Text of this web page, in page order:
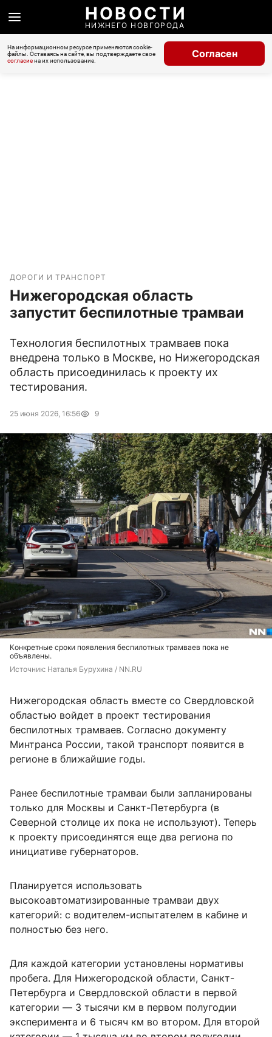
НОВОСТИ
НИЖНЕГО НОВГОРОДА
На информационном ресурсе применяются cookie-
файлы. Оставаясь на сайте, вы подтверждаете свое
согласиена их использование.
Согласен
ДОРОГИ И ТРАНСПОРТ
Нижегородская область
запустит беспилотные трамваи
Технология беспилотных трамваев пока
внедрена только в Москве, но Нижегородская
область присоединилась к проекту их
тестирования.
25 июня 2026, 16:56 9
Конкретные сроки появления беспилотных трамваев пока не
объявлены.
Источник: Наталья Бурухина / NN.RU
Нижегородская область вместе со Свердловской
областью войдет в проект тестирования
беспилотных трамваев. Согласно документу
Минтранса России, такой транспорт появится в
регионе в ближайшие годы.
Ранее беспилотные трамваи были запланированы
только для Москвы и Санкт-Петербурга (в
Северной столице их пока не используют). Теперь
к проекту присоединятся еще два региона по
инициативе губернаторов.
Планируется использовать
высокоавтоматизированные трамваи двух
категорий: с водителем-испытателем в кабине и
полностью без него.
Для каждой категории установлены нормативы
пробега. Для Нижегородской области, Санкт-
Петербурга и Свердловской области в первой
категории — 3 тысячи км в первом полугодии
эксперимента и 6 тысяч км во втором. Для второй